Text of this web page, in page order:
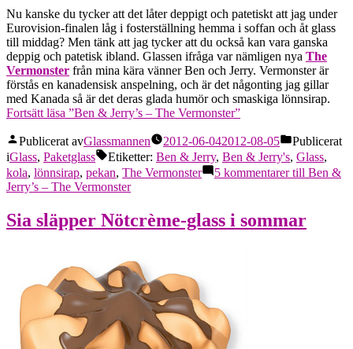
Nu kanske du tycker att det låter deppigt och patetiskt att jag under
Eurovision-finalen låg i fosterställning hemma i soffan och åt glass
till middag? Men tänk att jag tycker att du också kan vara ganska
deppig och patetisk ibland. Glassen ifråga var nämligen nya The
Vermonster från mina kära vänner Ben och Jerry. Vermonster är
förstås en kanadensisk anspelning, och är det någonting jag gillar
med Kanada så är det deras glada humör och smaskiga lönnsirap.
Fortsätt läsa ”Ben & Jerry’s – The Vermonster”
Publicerat avGlassmannen 2012-06-042012-08-05
Publicerat
iGlass, Paketglass Etiketter: Ben & Jerry, Ben & Jerry's, Glass,
kola, lönnsirap, pekan, The Vermonster 5 kommentarertill Ben &
Jerry’s – The Vermonster
Sia släpper Nötcrème-glass i sommar